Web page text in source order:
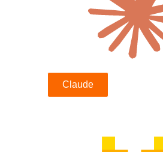
Claude